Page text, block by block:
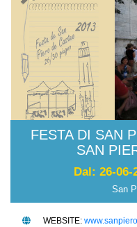
FESTA DI SAN
SAN
Dal: 26-06-
San
WEBSITE: